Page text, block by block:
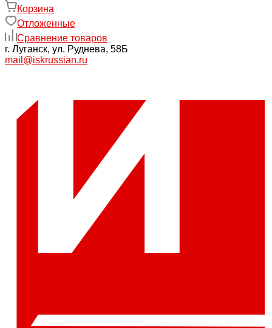
Корзина
Отложенные
Сравнение товаров
г. Луганск, ул. Руднева, 58Б
mail@iskrussian.ru